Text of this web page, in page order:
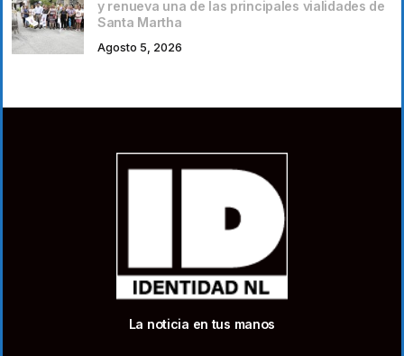
y renueva una de las principales vialidades de
Santa Martha
Agosto 5, 2026
La noticia en tus manos